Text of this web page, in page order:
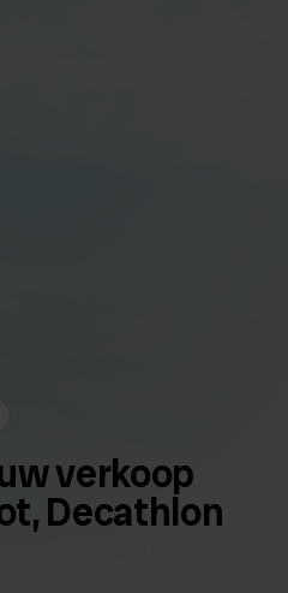
verkoop
Decathlon